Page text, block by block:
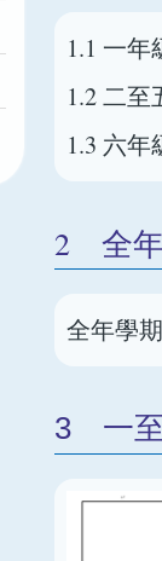
1.1 一
1.2 二
1.3 六
2 全年
全年學
3 一至